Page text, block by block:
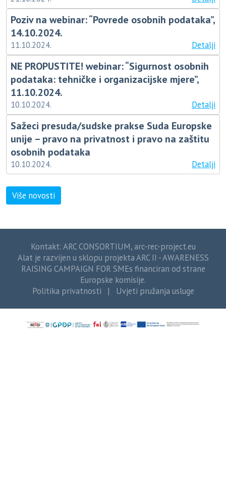
Poziv na webinar: “Povrede osobnih podataka”,
14.10.2024.
11.10.2024. Detalji
NE PROPUSTITE! webinar: “Sigurnost osobnih
podataka: tehničke i organizacijske mjere”,
11.10.2024.
10.10.2024. Detalji
Sažeci presuda/sudske prakse Suda Europske
unije – pravo na privatnost i pravo na zaštitu
osobnih podataka
10.10.2024. Detalji
Više novosti
Kontakt: ARC CONSORTIUM,arc-rec-project.eu
Alat je razvijen u sklopu projekta ARC II - AWARENESS
RAISING CAMPAIGN FOR SMEs financiran od strane
Europske komisije.
Politika privatnosti | Uvjeti pružanja usluge